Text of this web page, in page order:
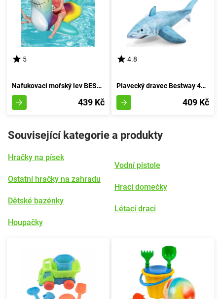
5
Nafukovací mořský lev BESTWAY 41479
439 Kč
4.8
Plavecký dravec Bestway 41405 rozměry 183 x 102 cm
409 Kč
Související kategorie a produkty
Hračky na písek
Ostatní hračky na zahradu
Dětské bazénky
Houpačky
Vodní pistole
Hrací domečky
Létací draci